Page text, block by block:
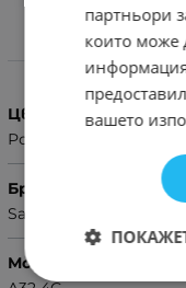
Цвят
Розов
Бранд
Samsung
Модел Телефон
партньори
които може
вашето